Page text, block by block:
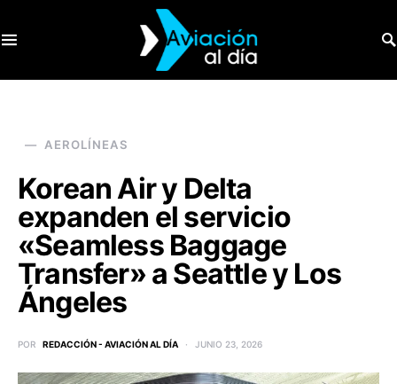
AEROLÍNEAS
Korean Air y Delta
expanden el servicio
«Seamless Baggage
Transfer» a Seattle y Los
Ángeles
POR REDACCIÓN - AVIACIÓN AL DÍA JUNIO 23, 2026